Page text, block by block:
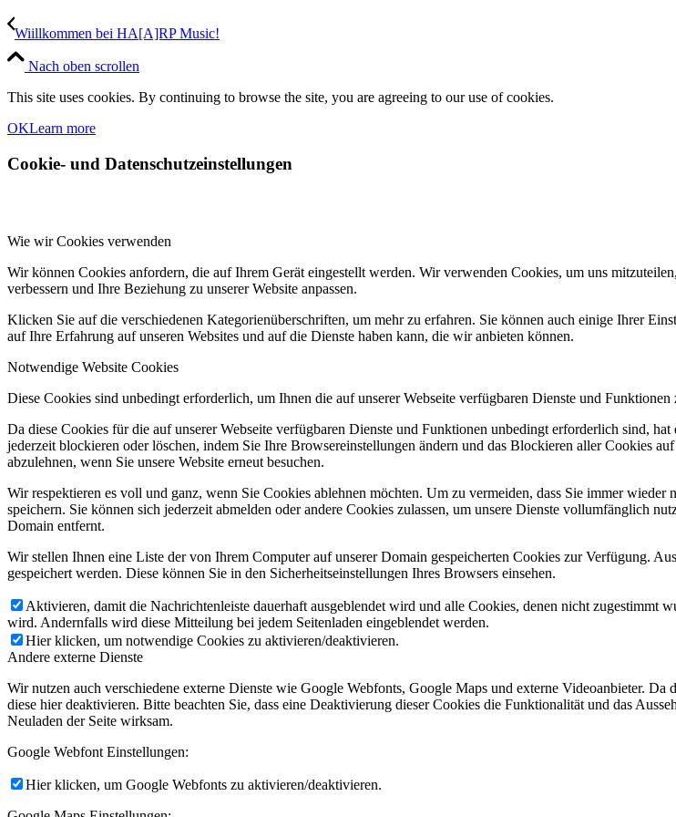
Wiillkommen bei HA[A]RP Music!
Nach oben scrollen
This site uses cookies. By continuing to browse the site, you are agreeing to our use of cookies.
OKLearn more
Cookie- und Datenschutzeinstellungen
Wie wir Cookies verwenden
Wir können Cookies anfordern, die auf Ihrem Gerät eingestellt werden. Wir verwenden Cookies, um uns
verbessern und Ihre Beziehung zu unserer Website anpassen.
Klicken Sie auf die verschiedenen Kategorienüberschriften, um mehr zu erfahren. Sie können auch einige Ihrer
auf Ihre Erfahrung auf unseren Websites und auf die Dienste haben kann, die wir anbieten können.
Notwendige Website Cookies
Diese Cookies sind unbedingt erforderlich, um Ihnen die auf unserer Webseite verfügbaren Dienste und Funktionen
Da diese Cookies für die auf unserer Webseite verfügbaren Dienste und Funktionen unbedingt erforderlich sind,
jederzeit blockieren oder löschen, indem Sie Ihre Browsereinstellungen ändern und das Blockieren aller Cookies
abzulehnen, wenn Sie unsere Website erneut besuchen.
Wir respektieren es voll und ganz, wenn Sie Cookies ablehnen möchten. Um zu vermeiden, dass Sie immer
speichern. Sie können sich jederzeit abmelden oder andere Cookies zulassen, um unsere Dienste vollumfänglich
Domain entfernt.
Wir stellen Ihnen eine Liste der von Ihrem Computer auf unserer Domain gespeicherten Cookies zur Verfügung.
gespeichert werden. Diese können Sie in den Sicherheitseinstellungen Ihres Browsers einsehen.
Aktivieren, damit die Nachrichtenleiste dauerhaft ausgeblendet wird und alle Cookies, denen nicht zugestimmt
wird. Andernfalls wird diese Mitteilung bei jedem Seitenladen eingeblendet werden.
Hier klicken, um notwendige Cookies zu aktivieren/deaktivieren.
Andere externe Dienste
Wir nutzen auch verschiedene externe Dienste wie Google Webfonts, Google Maps und externe Videoanbieter.
diese hier deaktivieren. Bitte beachten Sie, dass eine Deaktivierung dieser Cookies die Funktionalität und das
Neuladen der Seite wirksam.
Google Webfont Einstellungen:
Hier klicken, um Google Webfonts zu aktivieren/deaktivieren.